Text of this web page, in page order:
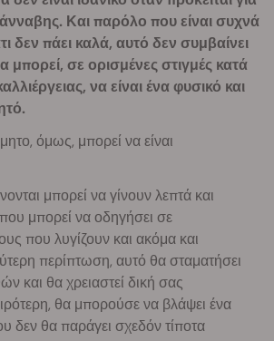
Και παρόλο που είναι συχνά
δεν πάει καλά, αυτό δεν συμβαίνει
μπορεί, σε ορισμένες στιγμές κατά
να είναι ένα φυσικό και
όμως, μπορεί να είναι
μπορεί να γίνουν λεπτά και
μπορεί να οδηγήσει σε
που λυγίζουν και ακόμα και
περίπτωση, αυτό θα σταματήσει
και θα χρειαστεί δική σας
θα μπορούσε να βλάψει ένα
δεν θα παράγει σχεδόν τίποτα